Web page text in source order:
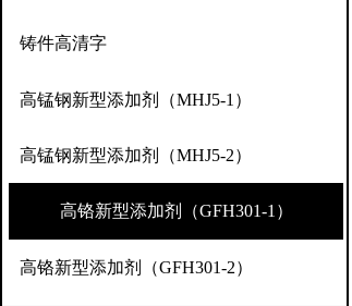
耐磨件技术服务
铸件高清字
铸件高清字
高锰钢新型添加剂（MHJ5-1）
高锰钢新型添加剂（MHJ5-1）
高锰钢新型添加剂（MHJ5-2）
高锰钢新型添加剂（MHJ5-2）
高铬新型添加剂（GFH301-1）
高铬新型添加剂（GFH301-1）
高铬新型添加剂（GFH301-2）